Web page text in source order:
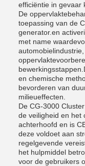
efficiëntie in gevaar
De
toepassing van de
generator.en
met name
en chemische
bevorderen van
milieueffecten.
De CG-3000
de veiligheid en het
achterhoofd en is
deze voldoet aan
regelgevende
het hulpmiddel
voor de gebruikers